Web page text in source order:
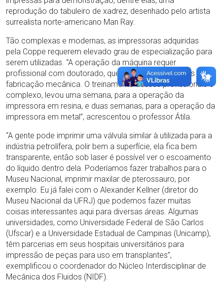
reprodução do tabuleiro de xadrez, desenhado pelo artista
surrealista norte-americano Man Ray.
Tão complexas e modernas, as impressoras adquiridas
pela Coppe requerem elevado grau de especialização para
serem utilizadas. “A operação da máquina requer
profissional com doutorado, que entenda de materiais e de
fabricação mecânica. O treinamento desses profissionais é
complexo, levou uma semana, para a operação da
impressora em resina, e duas semanas, para a operação da
impressora em metal”, acrescentou o professor Átila.
“A gente pode imprimir uma válvula similar à utilizada para a
indústria petrolífera, polir bem a superfície, ela fica bem
transparente, então sob laser é possível ver o escoamento
do líquido dentro dela. Poderíamos fazer trabalhos para o
Museu Nacional, imprimir maxilar de pterossauro, por
exemplo. Eu já falei com o Alexander Kellner (diretor do
Museu Nacional da UFRJ) que podemos fazer muitas
coisas interessantes aqui para diversas áreas. Algumas
universidades, como Universidade Federal de São Carlos
(Ufscar) e a Universidade Estadual de Campinas (Unicamp),
têm parcerias em seus hospitais universitários para
impressão de peças para uso em transplantes”,
exemplificou o coordenador do Núcleo Interdisciplinar de
Mecânica dos Fluidos (NIDF).